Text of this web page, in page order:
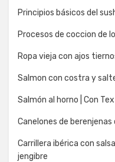
Principios básicos del
Procesos de coccion de
Ropa vieja con ajos
Salmon con costra y
Salmón al horno | Con
Canelones de
Carrillera ibérica con
jengibre